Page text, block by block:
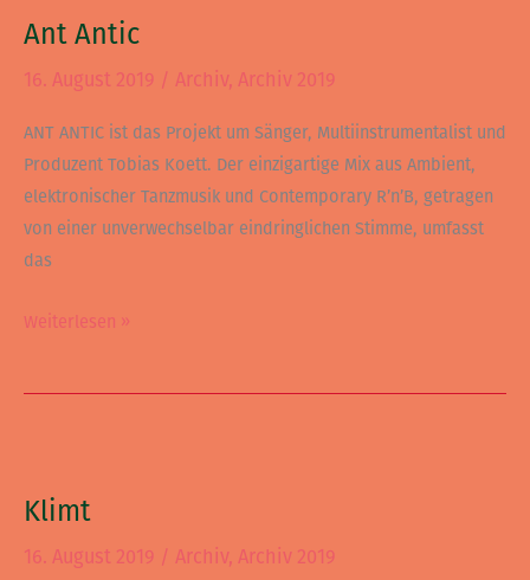
Ant Antic
16. August 2019 / Archiv, Archiv 2019
ANT ANTIC ist das Projekt um Sänger, Multiinstrumentalist und
Produzent Tobias Koett. Der einzigartige Mix aus Ambient,
elektronischer Tanzmusik und Contemporary R’n’B, getragen
von einer unverwechselbar eindringlichen Stimme, umfasst
das
Weiterlesen »
Klimt
16. August 2019 / Archiv, Archiv 2019